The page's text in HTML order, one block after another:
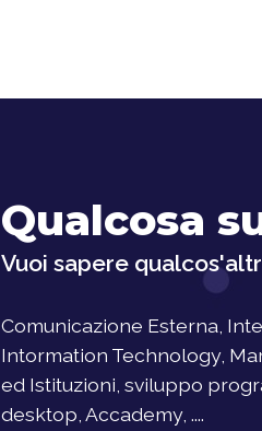
Qualcosa
Vuoi sapere
Comunicazione Esterna,
Intormation Technology,
ed Istituzioni, sviluppo
desktop, Accademy, ....